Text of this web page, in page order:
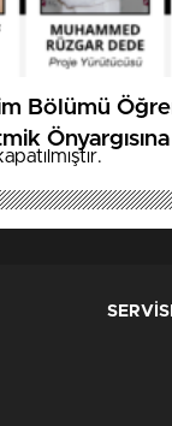
Bölümü